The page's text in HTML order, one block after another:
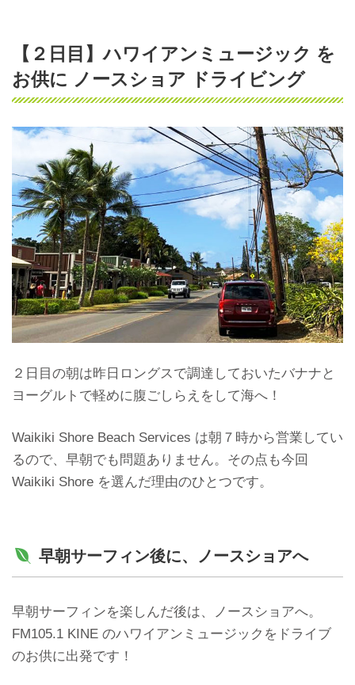
【２日目】ハワイアンミュージック を
お供に ノースショア ドライビング
２日目の朝は昨日ロングスで調達しておいたバナナと
ヨーグルトで軽めに腹ごしらえをして海へ！
Waikiki Shore Beach Services は朝７時から営業してい
るので、早朝でも問題ありません。その点も今回
Waikiki Shore を選んだ理由のひとつです。
早朝サーフィン後に、ノースショアへ
早朝サーフィンを楽しんだ後は、ノースショアへ。
FM105.1 KINE のハワイアンミュージックをドライブ
のお供に出発です！